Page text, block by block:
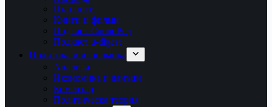
Пътеписи
Книги и филми
Подкаст СловоРед
Подкаст u-digest
Политика и икономика
Анализи
Икономика и данъци
Коментар
Политическа теория